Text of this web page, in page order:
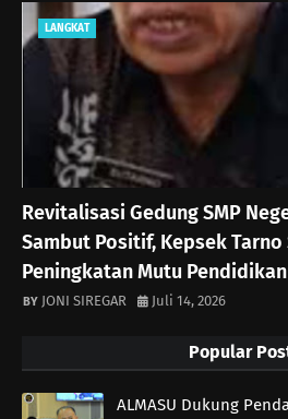
LANGKAT
Revitalisasi Gedung SMP
Sambut Positif, Kepsek Tarno
Peningkatan Mutu Pendidikan
JONI SIREGAR Juli 14, 2026
Popular
ALMASU Dukung